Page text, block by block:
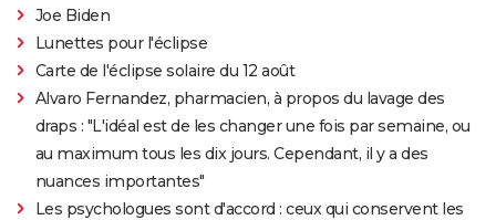
Joe Biden
Lunettes pour l'éclipse
Carte de l'éclipse solaire du 12 août
Alvaro Fernandez, pharmacien, à propos du lavage des
draps : "L'idéal est de les changer une fois par semaine, ou
au maximum tous les dix jours. Cependant, il y a des
nuances importantes"
Les psychologues sont d'accord : ceux qui conservent les